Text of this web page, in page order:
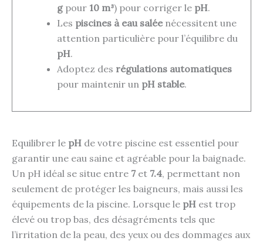
gpour 10 m³) pour corriger le pH.
Les piscines à eau saléenécessitent une
attention particulière pour l’équilibre du
pH.
Adoptez des régulations automatiques
pour maintenir un pH stable.
Equilibrer le pH de votre piscine est essentiel pour
garantir une eau saine et agréable pour la baignade.
Un pH idéal se situe entre 7 et 7.4, permettant non
seulement de protéger les baigneurs, mais aussi les
équipements de la piscine. Lorsque le pH est trop
élevé ou trop bas, des désagréments tels que
l’irritation de la peau, des yeux ou des dommages aux